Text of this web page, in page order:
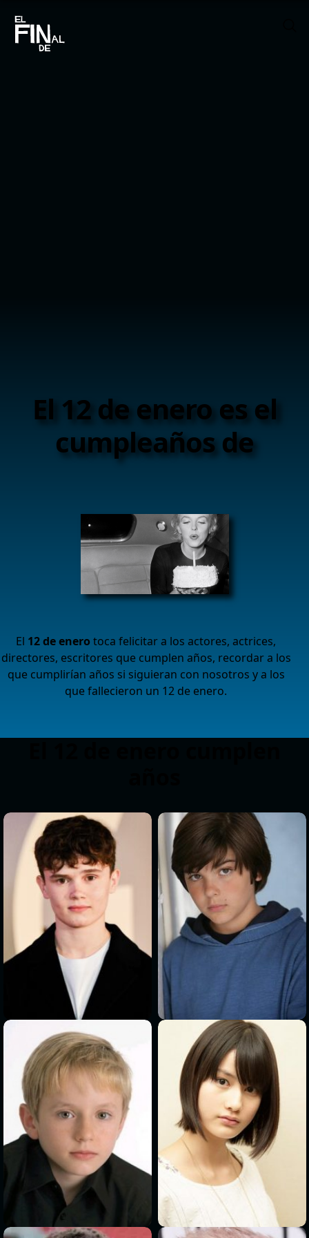
El 12 de enero es el
cumpleaños de
El 12 de enero toca felicitar a los actores, actrices,
directores, escritores que cumplen años, recordar a los
que cumplirían años si siguieran con nosotros y a los
que fallecieron un 12 de enero.
> >
> >